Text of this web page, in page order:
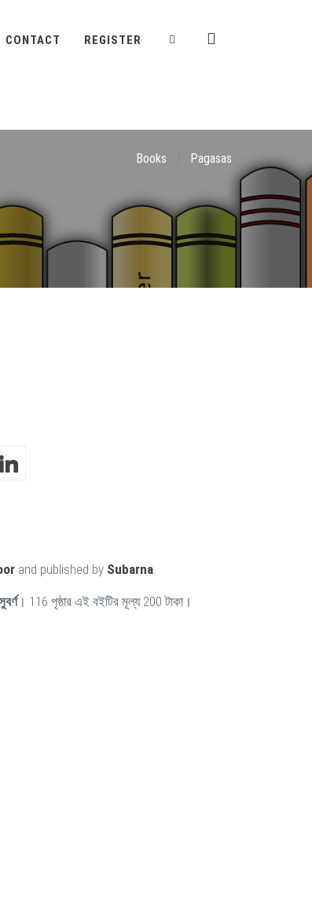
CONTACT REGISTER
Books Pagasas
and published by Subarna.
। 116 পৃষ্ঠার এই বইটির মূল্য 200 টাকা।